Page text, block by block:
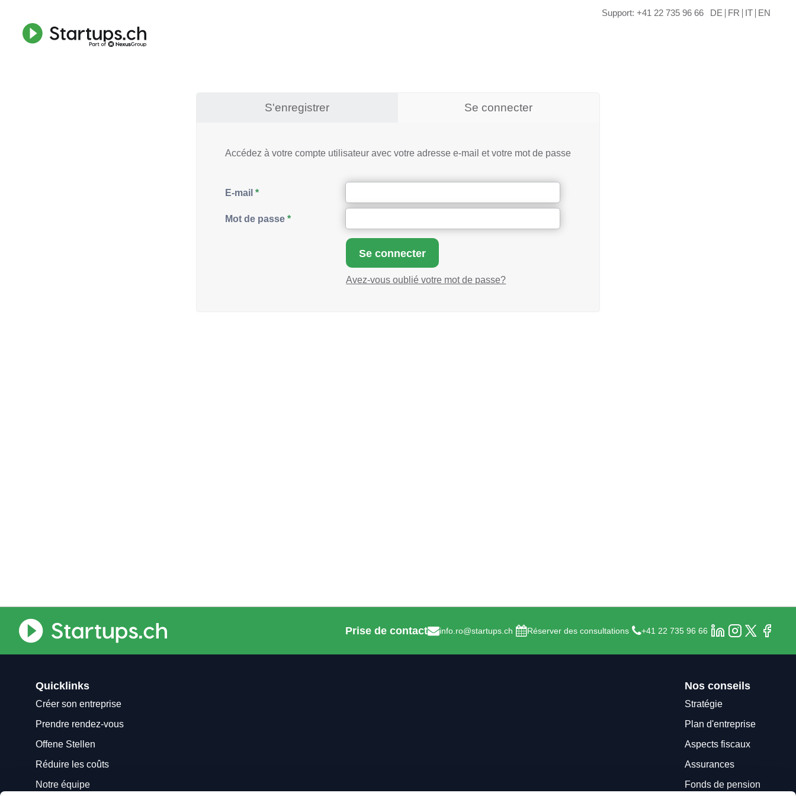
Support: +41 22 735 96 66 DE FR IT EN
S'enregistrer Se connecter
Accédez à votre compte utilisateur avec votre adresse e-mail et votre mot de passe
E-mail
Mot de passe
Avez-vous oublié votre mot de passe?
Prise de contact info.ro@startups.ch Réserver des consultations +41 22 735 96 66
Quicklinks
Créer son entreprise
Prendre rendez-vous
Offene Stellen
Réduire les coûts
Notre équipe
Nos conseils
Stratégie
Plan d'entreprise
Aspects fiscaux
Assurances
Fonds de pension